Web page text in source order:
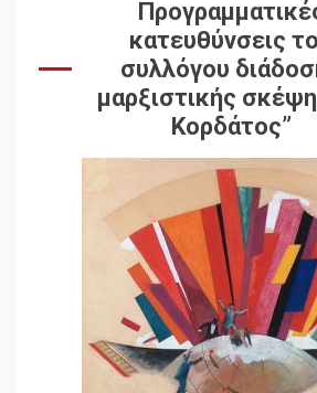
κατευθύνσεις
συλλόγου
μαρξιστικής
Κορδάτος”